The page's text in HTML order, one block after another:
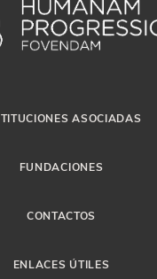
ASOCIADAS
FUNDACIONES
CONTACTOS
ENLACES ÚTILES